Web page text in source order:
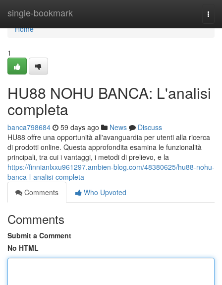
single-bookmark
Home
Home
1
HU88 NOHU BANCA: L'analisi
completa
banca798684 59 days ago News
Discuss
HU88 offre una opportunità all'avanguardia per utenti alla ricerca
di prodotti online. Questa approfondita esamina le funzionalità
principali, tra cui i vantaggi, i metodi di prelievo, e la
https://finnianlxxu961297.ambien-blog.com/48380625/hu88-nohu-
banca-l-analisi-completa
Comments
Who Upvoted
Comments
Submit a Comment
No HTML